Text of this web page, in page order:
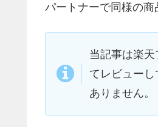
パートナーで同様の商
当記事は楽天
てレビュー
ありません。